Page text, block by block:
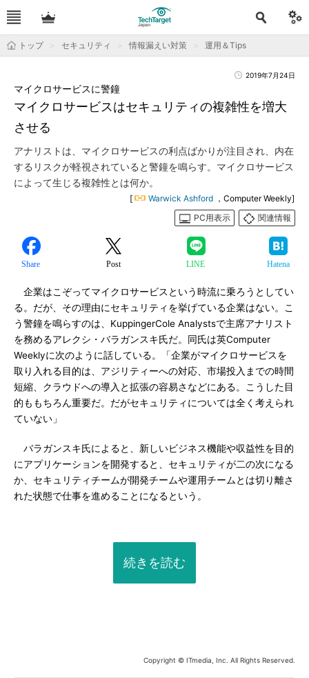
トップ セキュリティ 情報漏えい対策 運用＆Tips
2019年7月24日
マイクロサービスはセキュリティの複雑性を増大
させる
マイクロサービスに警鐘
アナリストは、マイクロサービスの利点ばかりが注目され、内在
するリスクが軽視されていると警鐘を鳴らす。マイクロサービス
によって生じる複雑性とは何か。
[ Warwick Ashford ，Computer Weekly]
PC用表示
関連情報
Share Post LINE Hatena
企業はこぞってマイクロサービスという時流に乗ろうとしてい
る。だが、その理由にセキュリティを挙げている企業はない。こ
う警鐘を鳴らすのは、KuppingerCole Analystsで主席アナリスト
を務めるアレクシ・バラガンスキ氏だ。同氏は英Computer
Weeklyに次のように話している。「企業がマイクロサービスを
取り入れる目的は、アジリティーへの対応、市場投入までの時間
短縮、クラウドへの導入と拡張の容易さなどにある。こうした目
的ももちろん重要だ。だがセキュリティについては全く考えられ
ていない」
バラガンスキ氏によると、新しいビジネス機能や収益性を目的
にアプリケーションを開発すると、セキュリティが二の次になる
か、セキュリティチームが開発チームや運用チームとは切り離さ
れた状態で仕事を進めることになるという。
続きを読む
Copyright © ITmedia, Inc. All Rights Reserved.